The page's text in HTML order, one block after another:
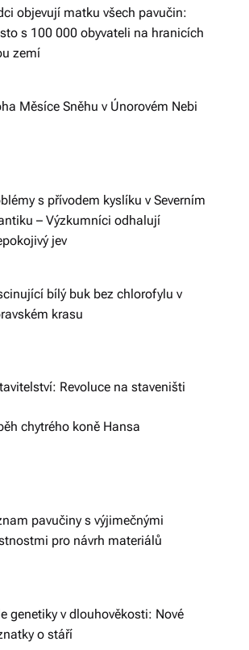
objevují matku všech pavučin:
s 100 000 obyvateli na hranicích
zemí
Měsíce Sněhu v Únorovém Nebi
s přívodem kyslíku v Severním
– Výzkumníci odhalují
jev
bílý buk bez chlorofylu v
krasu
Revoluce na staveništi
chytrého koně Hansa
pavučiny s výjimečnými
pro návrh materiálů
genetiky v dlouhověkosti: Nové
o stáří